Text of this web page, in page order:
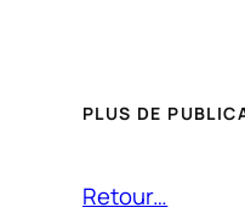
PLUS DE
Retour…